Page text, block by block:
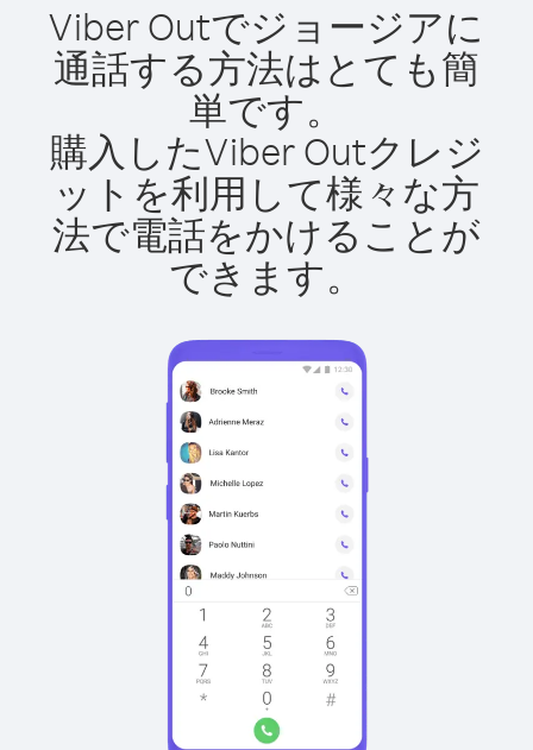
Viber Outでジョージアに
通話する方法はとても簡
単です。
購入したViber Outクレジ
ットを利用して様々な方
法で電話をかけることが
できます。